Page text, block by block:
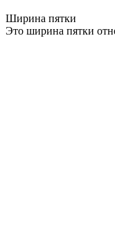
Ширина пятки
Это ширина пятки